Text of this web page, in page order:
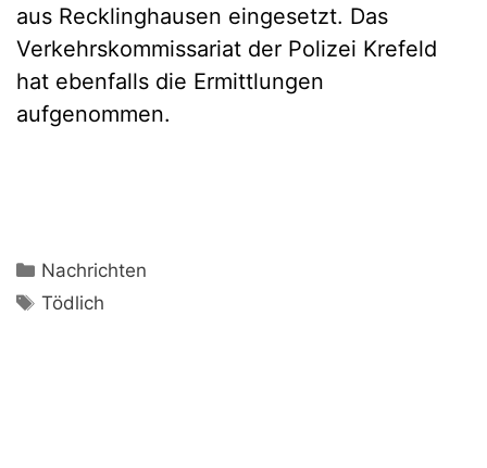
aus Recklinghausen eingesetzt. Das
Verkehrskommissariat der Polizei Krefeld
hat ebenfalls die Ermittlungen
aufgenommen.
Kategorien
Nachrichten
Schlagwörter
Tödlich